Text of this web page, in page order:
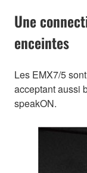
Une
enceintes
Les EMX7/5
acceptant aussi
speakON.